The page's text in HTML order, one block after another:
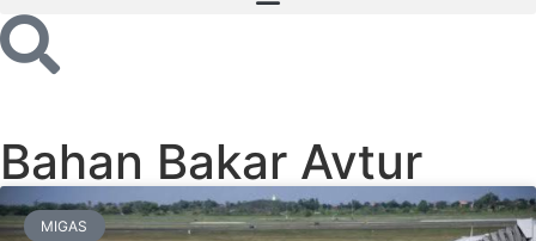
Bahan Bakar Avtur
MIGAS